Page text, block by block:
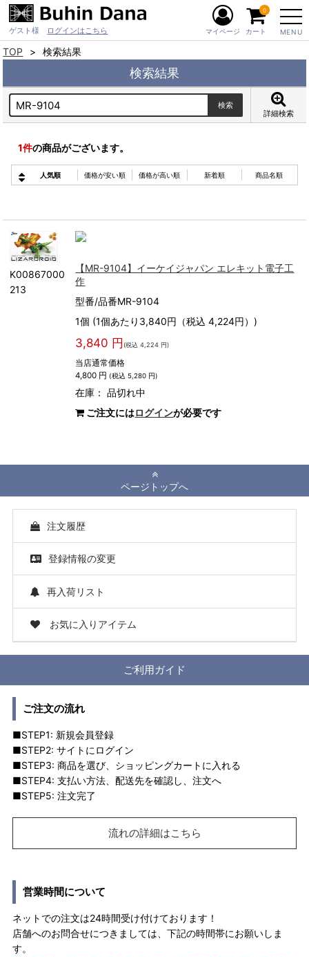
ゲスト様 ログインはこちら MENU
マイページ カート
0
TOP 検索結果
検索結果
詳細検索
1件の商品がございます。
人気順 価格が安い順 価格が高い順 新着順 商品名順
K00867000
213
【MR-9104】イーケイジャパン エレキット電子工
作
型番/品番MR-9104
1個 (1個あたり3,840円（税込 4,224円）)
3,840 円 (税込 4,224 円)
当店通常価格
4,800 円 (税込 5,280 円)
在庫：品切れ中
ご注文にはログインが必要です
ページトップへ
注文履歴
登録情報の変更
再入荷リスト
お気に入りアイテム
ご利用ガイド
ご注文の流れ
■STEP1: 新規会員登録
■STEP2: サイトにログイン
■STEP3: 商品を選び、ショッピングカートに入れる
■STEP4: 支払い方法、配送先を確認し、注文へ
■STEP5: 注文完了
流れの詳細はこちら
営業時間について
ネットでの注文は24時間受け付けております！
店舗へのお問合せにつきましては、下記の時間帯にお願いしま
す。